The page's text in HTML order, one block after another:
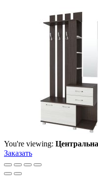
You're viewing:
Заказать